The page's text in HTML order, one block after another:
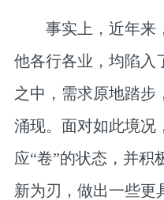
事实上，近年来
他各行各业，均陷入
之中，需求原地踏步
涌现。面对如此境况
应“卷”的状态，并积
新为刃，做出一些更